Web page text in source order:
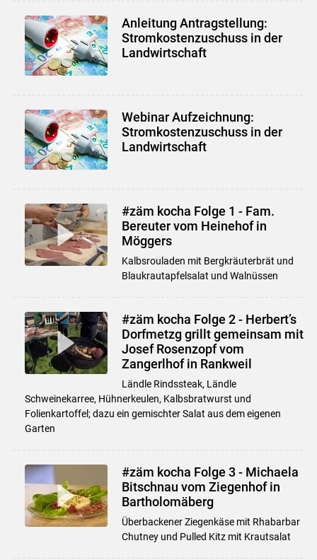
Anleitung Antragstellung:
Stromkostenzuschuss in der
Landwirtschaft
Webinar Aufzeichnung:
Stromkostenzuschuss in der
Landwirtschaft
#zäm kocha Folge 1 - Fam.
Bereuter vom Heinehof in
Möggers
Kalbsrouladen mit Bergkräuterbrät und
Blaukrautapfelsalat und Walnüssen
#zäm kocha Folge 2 - Herbert’s
Dorfmetzg grillt gemeinsam mit
Josef Rosenzopf vom
Zangerlhof in Rankweil
Ländle Rindssteak, Ländle
Schweinekarree, Hühnerkeulen, Kalbsbratwurst und
Folienkartoffel; dazu ein gemischter Salat aus dem eigenen
Garten
#zäm kocha Folge 3 - Michaela
Bitschnau vom Ziegenhof in
Bartholomäberg
Überbackener Ziegenkäse mit Rhabarbar
Chutney und Pulled Kitz mit Krautsalat